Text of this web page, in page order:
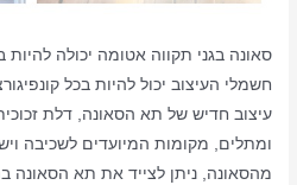
סאונה בגני תקווה אטומה יכולה
חשמלי העיצוב יכול להיות בכל
עיצוב חדיש של תא הסאונה, דלת
ומתלים, מקומות המיועדים לשכיבה
מהסאונה, ניתן לצייד את תא הסאונה